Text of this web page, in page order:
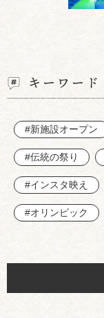
キーワード
#新施設オープン
#伝統の祭り
#インスタ映え
#オリンピック